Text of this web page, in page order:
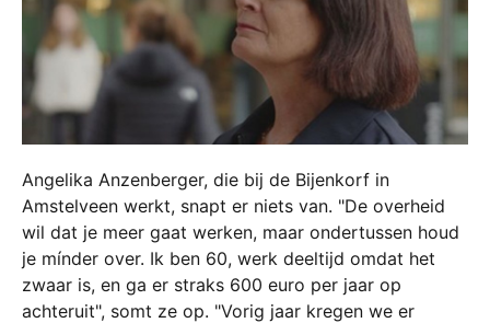
Angelika Anzenberger, die bij de Bijenkorf in
Amstelveen werkt, snapt er niets van. "De overheid
wil dat je meer gaat werken, maar ondertussen houd
je mínder over. Ik ben 60, werk deeltijd omdat het
zwaar is, en ga er straks 600 euro per jaar op
achteruit", somt ze op. "Vorig jaar kregen we er